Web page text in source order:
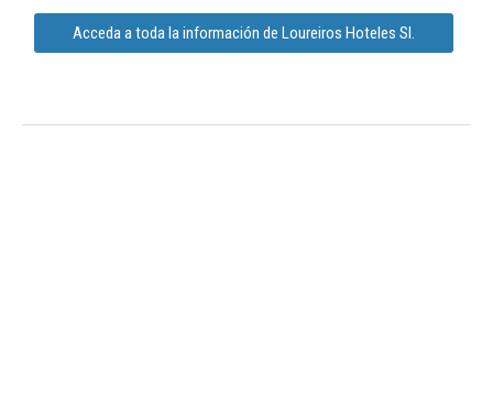
Acceda a toda la información de Loureiros Hoteles Sl.